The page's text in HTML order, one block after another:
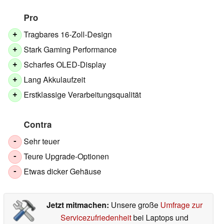
Pro
+ Tragbares 16-Zoll-Design
+ Stark Gaming Performance
+ Scharfes OLED-Display
+ Lang Akkulaufzeit
+ Erstklassige Verarbeitungsqualität
Contra
- Sehr teuer
- Teure Upgrade-Optionen
- Etwas dicker Gehäuse
Jetzt mitmachen: Unsere große Umfrage zur
Servicezufriedenheitbei Laptops und